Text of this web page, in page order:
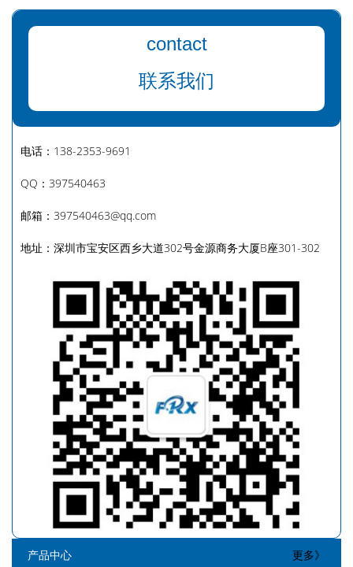
contact
联系我们
电话：138-2353-9691
QQ：397540463
邮箱：397540463@qq.com
地址：深圳市宝安区西乡大道302号金源商务大厦B座301-302
产品中心 更多》